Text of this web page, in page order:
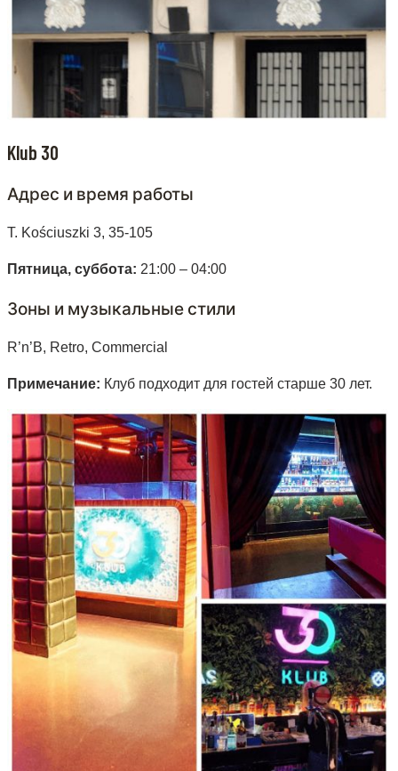
Klub 30
Адрес и время работы
T. Kościuszki 3, 35-105
Пятница, суббота: 21:00 – 04:00
Зоны и музыкальные стили
R’n’B, Retro, Commercial
Примечание: Клуб подходит для гостей старше 30 лет.